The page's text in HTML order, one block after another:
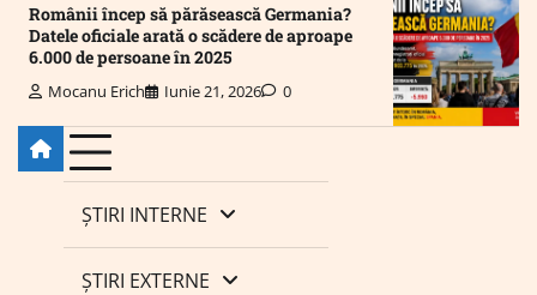
Românii încep să părăsească Germania?
Datele oficiale arată o scădere de aproape
6.000 de persoane în 2025
Mocanu Erich Iunie 21, 2026 0
ȘTIRI INTERNE
ȘTIRI EXTERNE